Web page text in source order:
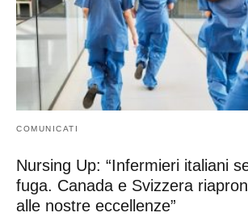
COMUNICATI
Nursing Up: “Infermieri italiani
fuga. Canada e Svizzera
alle nostre eccellenze”